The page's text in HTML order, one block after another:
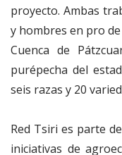
proyecto. Ambas
y hombres en pro
Cuenca de
purépecha del
seis razas y 20
Red Tsiri es parte
iniciativas de